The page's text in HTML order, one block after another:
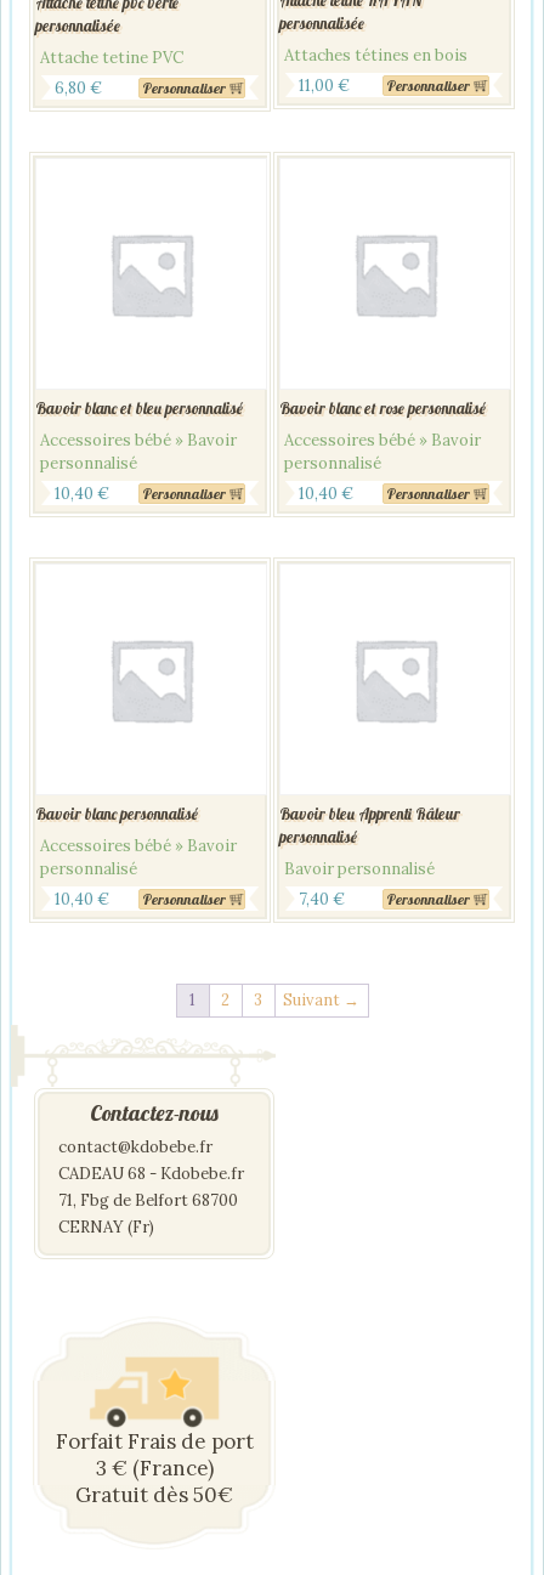
personnalisée
Attache tetine PVC
6,80 € Personnaliser
personnalisée
Attaches tétines en bois
11,00 € Personnaliser
Bavoir blanc et bleu personnalisé
Accessoires bébé » Bavoir
personnalisé
10,40 € Personnaliser
Bavoir blanc et rose personnalisé
Accessoires bébé » Bavoir
personnalisé
10,40 € Personnaliser
Bavoir blanc personnalisé
Accessoires bébé » Bavoir
personnalisé
10,40 € Personnaliser
Bavoir bleu Apprenti Râleur
personnalisé
Bavoir personnalisé
7,40 € Personnaliser
1 2 3 Suivant →
Contactez-nous
contact@kdobebe.fr
CADEAU 68 - Kdobebe.fr
71, Fbg de Belfort 68700
CERNAY (Fr)
Forfait Frais de port
3 € (France)
Gratuit dès 50€